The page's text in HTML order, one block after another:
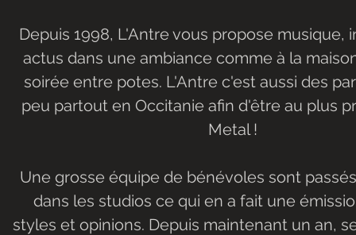
Depuis 1998, L'Antre vous propose musique,
actus dans une ambiance comme à la
soirée entre potes. L'Antre c'est aussi des
peu partout en Occitanie afin d'être au plus
Metal !
dans les studios ce qui en a fait une
styles et opinions. Depuis maintenant un an,